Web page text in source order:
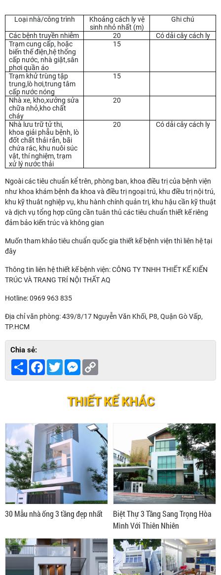
Loại nhà/công trình
Khoảng cách ly vệ
sinh nhỏ nhất (m)
Ghi chú
Các bệnh truyền nhiễm 20
Có dải cây cách ly
Trạm cung cấp, hoặc
biến thế điện,hệ thống
cấp nước, nhà giặt,sân
phơi quần áo
15
Trạm khử trùng tập
trung,lò hơi,trung tâm
cấp nước nóng
15
Nhà xe, kho,xưởng sửa
chữa nhỏ,kho chất
cháy
20
Nhà lưu trữ tử thi,
khoa giải phẫu bệnh, lò
đốt chất thải rắn, bãi
chứa rác, khu nuôi súc
vật, thí nghiệm, trạm
xử lý nước thải
20 Có dải cây cách ly
Ngoài các tiêu chuẩn kể trên, phòng ban, khoa điều trị của bệnh viện
như khoa khám bệnh đa khoa và điều trị ngoại trú, khu điều trị nội trú,
khu kỹ thuât nghiệp vụ, khu hành chính quản trị, khu hậu cần kỹ thuật
và dịch vụ tổng hợp cũng cần tuân thủ các tiêu chuẩn thiết kế riêng
đảm bảo kiến trúc và không gian
Muốn tham khảo tiêu chuẩn quốc gia thiết kế bệnh viện thì liên hệ tại
đây
Thông tin liên hệ thiết kế bệnh viện: CÔNG TY TNHH THIẾT KẾ KIẾN
TRÚC VÀ TRANG TRÍ NỘI THẤT AQ
Hotline: 0969 963 835
Địa chỉ văn phòng: 439/8/17 Nguyễn Văn Khối, P8, Quận Gò Vấp,
TP.HCM
Chia sẻ:
Share Facebook
TwitterMessenger
THIẾT KẾ KHÁC
30 Mẫu nhà ống 3 tầng đẹp nhất
Biệt Thự 3 Tầng Sang Trọng Hòa
Mình Với Thiên Nhiên